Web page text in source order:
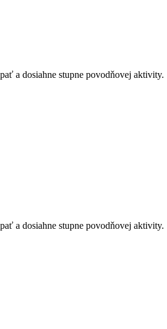
a dosiahne stupne povodňovej aktivity.
a dosiahne stupne povodňovej aktivity.